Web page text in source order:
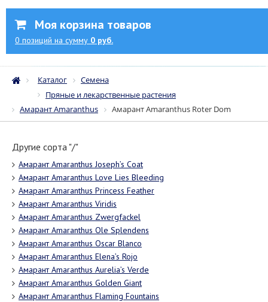
Моя корзина товаров
0 позиций на сумму 0 руб.
Каталог
Семена
Пряные и лекарственные растения
Амарант Amaranthus
Амарант Amaranthus Roter Dom
Другие сорта "/"
Амарант Amaranthus Joseph’s Coat
Амарант Amaranthus Love Lies Bleeding
Амарант Amaranthus Princess Feather
Амарант Amaranthus Viridis
Амарант Amaranthus Zwergfackel
Амарант Amaranthus Ole Splendens
Амарант Amaranthus Oscar Blanco
Амарант Amaranthus Elena’s Rojo
Амарант Amaranthus Aurelia’s Verde
Амарант Amaranthus Golden Giant
Амарант Amaranthus Flaming Fountains